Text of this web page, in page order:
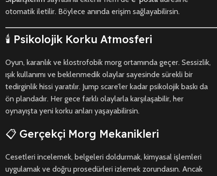
otomatik iletilir. Böylece anında erişim sağlayabilirsin.
🕯️ Psikolojik Korku Atmosferi
Oyun, karanlık ve klostrofobik morg ortamında geçer. Sessizlik,
ışık kullanımı ve beklenmedik olaylar sayesinde sürekli bir
tedirginlik hissi yaratılır. Jump scare’ler kadar psikolojik baskı da
ön plandadır. Her gece farklı olaylarla karşılaşabilir, her
oynayışta yeni korku anları yaşayabilirsin.
📋 Gerçekçi Morg Mekanikleri
Cesetleri incelemek, belgeleri doldurmak, kimyasal işlemleri
uygulamak ve doğru prosedürleri izlemek zorundasın. Ancak